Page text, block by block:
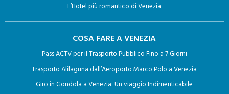
L’Hotel più romantico di Venezia
COSA FARE A VENEZIA
Pass ACTV per il Trasporto Pubblico Fino a 7 Giorni
Trasporto Alilaguna dall’Aeroporto Marco Polo a Venezia
Giro in Gondola a Venezia: Un viaggio Indimenticabile